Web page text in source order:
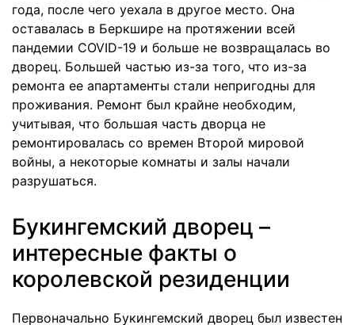
года, после чего уехала в другое место. Она
оставалась в Беркшире на протяжении всей
пандемии COVID-19 и больше не возвращалась во
дворец. Большей частью из-за того, что из-за
ремонта ее апартаменты стали непригодны для
проживания. Ремонт был крайне необходим,
учитывая, что большая часть дворца не
ремонтировалась со времен Второй мировой
войны, а некоторые комнаты и залы начали
разрушаться.
Букингемский дворец –
интересные факты о
королевской резиденции
Первоначально Букингемский дворец был известен